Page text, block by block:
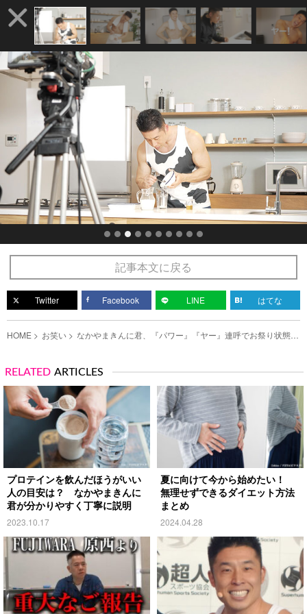
記事本文に戻る
Twitter Facebook LINE はてな
HOME お笑い なかやまきんに君、『パワー』『ヤー』連呼でお祭り状態
お気に入りの牛乳レシピとはの写真（3）
RELATED ARTICLES
プロテインを飲んだほうがいい
人の目安は？ なかやまきんに
君が分かりやすく丁寧に説明
2023.10.17
夏に向けて今から始めたい！
無理せずできるダイエット方法
まとめ
2024.04.28